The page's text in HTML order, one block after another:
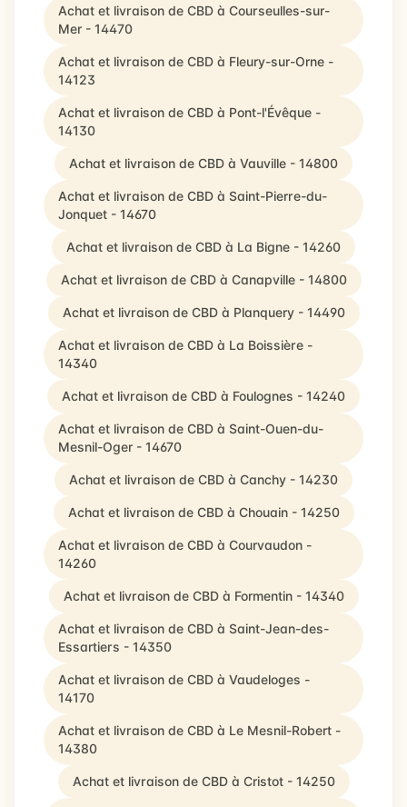
Achat et livraison de CBD à Courseulles-sur-
Mer - 14470
Achat et livraison de CBD à Fleury-sur-Orne -
14123
Achat et livraison de CBD à Pont-l'Évêque -
14130
Achat et livraison de CBD à Vauville - 14800
Achat et livraison de CBD à Saint-Pierre-du-
Jonquet - 14670
Achat et livraison de CBD à La Bigne - 14260
Achat et livraison de CBD à Canapville - 14800
Achat et livraison de CBD à Planquery - 14490
Achat et livraison de CBD à La Boissière -
14340
Achat et livraison de CBD à Foulognes - 14240
Achat et livraison de CBD à Saint-Ouen-du-
Mesnil-Oger - 14670
Achat et livraison de CBD à Canchy - 14230
Achat et livraison de CBD à Chouain - 14250
Achat et livraison de CBD à Courvaudon -
14260
Achat et livraison de CBD à Formentin - 14340
Achat et livraison de CBD à Saint-Jean-des-
Essartiers - 14350
Achat et livraison de CBD à Vaudeloges -
14170
Achat et livraison de CBD à Le Mesnil-Robert -
14380
Achat et livraison de CBD à Cristot - 14250